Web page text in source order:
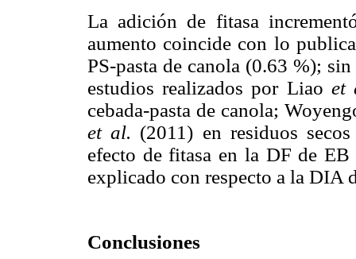
La adición de fitasa
aumento coincide con lo
PS-pasta de canola (0.63 %);
estudios realizados por Liao et
cebada-pasta de canola;
et al. (2011) en residuos
efecto de fitasa en la DF de
explicado con respecto a la DIA
Conclusiones